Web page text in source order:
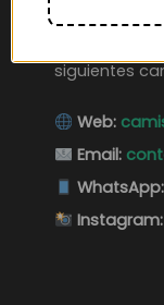
siguientes
Web:
Email:
WhatsApp:
Instagram: